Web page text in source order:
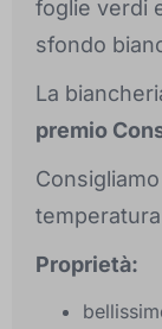
foglie verdi
sfondo
La
premio
Proprietà: